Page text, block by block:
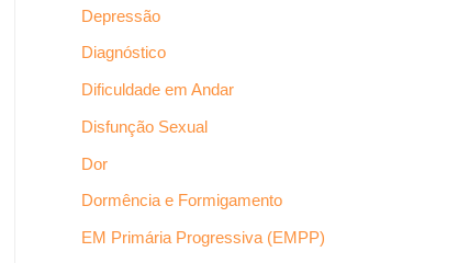
Depressão
Diagnóstico
Dificuldade em Andar
Disfunção Sexual
Dor
Dormência e Formigamento
EM Primária Progressiva (EMPP)